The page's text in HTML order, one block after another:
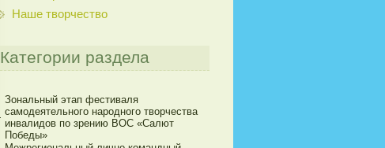
Наше творчество
Категории раздела
Зональный этап фестиваля
самодеятельного народного творчества
инвалидов по зрению ВОС «Салют
Победы»